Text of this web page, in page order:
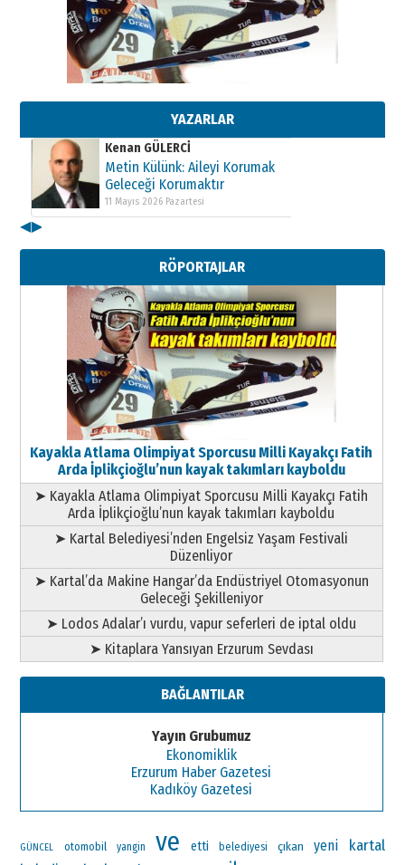
YAZARLAR
Kenan GÜLERCİ
Metin Külünk: Aileyi Korumak
11 Mayıs 2026 Pazartesi
Kenan GÜLERCİ
Metin Külünk: Aileyi Korumak
Geleceği Korumaktır
11 Mayıs 2026 Pazartesi
Metin Külünk: Aileyi Korumak
Geleceği Korumaktır
11 Mayıs 2026 Pazartesi
◀▶
RÖPORTAJLAR
Kayakla Atlama Olimpiyat Sporcusu Milli Kayakçı Fatih
Arda İplikçioğlu’nun kayak takımları kayboldu
➤ Kayakla Atlama Olimpiyat Sporcusu Milli Kayakçı Fatih
Arda İplikçioğlu’nun kayak takımları kayboldu
➤ Kartal Belediyesi’nden Engelsiz Yaşam Festivali
Düzenliyor
➤ Kartal’da Makine Hangar’da Endüstriyel Otomasyonun
Geleceği Şekilleniyor
➤ Lodos Adalar’ı vurdu, vapur seferleri de iptal oldu
➤ Kitaplara Yansıyan Erzurum Sevdası
BAĞLANTILAR
Yayın Grubumuz
Ekonomiklik
Erzurum Haber Gazetesi
Kadıköy Gazetesi
GÜNCEL otomobil yangin ve etti belediyesi çıkan yeni
kartal